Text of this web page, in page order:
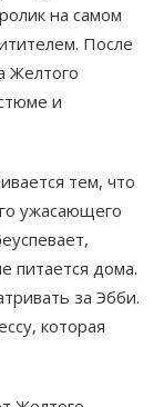
на самом
После
Желтого
и
тем, что
ужасающего
питается дома.
за Эбби.
которая